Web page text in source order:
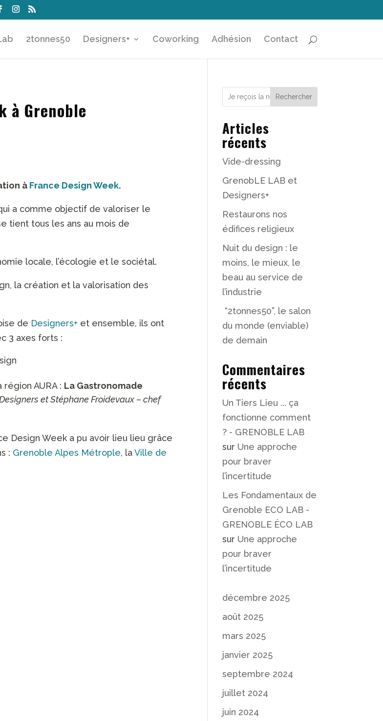
2tonnes50 Designers+ Coworking Adhésion Contact
à Grenoble
à France Design Week.
a comme objectif de valoriser le
tient tous les ans au mois de
locale, l’écologie et le sociétal.
la création et la valorisation des
de Designers+ et ensemble, ils ont
3 axes forts :
AURA : La Gastronomade
et Stéphane Froidevaux – chef
Design Week a pu avoir lieu lieu grâce
: Grenoble Alpes Métrople, laVille de
Rechercher
Articles
récents
Vide-dressing
GrenobLE LAB et
Designers+
Restaurons nos
édifices religieux
Nuit du design : le
moins, le mieux, le
beau au service de
l’industrie
“2tonnes50”, le salon
du monde (enviable)
de demain
Commentaires
récents
Un Tiers Lieu ... ça
fonctionne comment
? - GRENOBLE LAB
sur Une approche
pour braver
l’incertitude
Les Fondamentaux de
Grenoble ECO LAB -
GRENOBLE ÉCO LAB
sur Une approche
pour braver
l’incertitude
décembre 2025
août 2025
mars 2025
janvier 2025
septembre 2024
juillet 2024
juin 2024